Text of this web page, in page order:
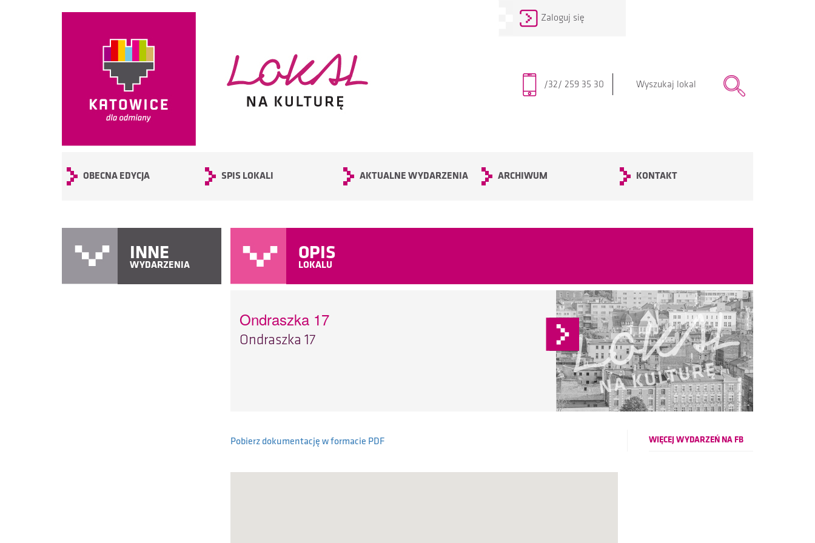
Zaloguj się
/32/ 259 35 30
OBECNA EDYCJA SPIS LOKALI AKTUALNE WYDARZENIA ARCHIWUM KONTAKT
INNE
WYDARZENIA
OPIS
LOKALU
Ondraszka 17
Ondraszka 17
Pobierz dokumentację w formacie PDF WIĘCEJ WYDARZEŃ NA FB